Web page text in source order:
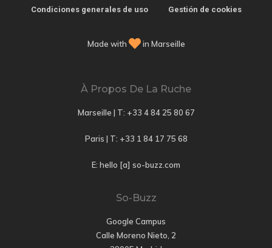
Condiciones generales de uso Gestión de cookies
Made with in Marseille
À Propos De La Ruche
Marseille | T: +33 4 84 25 80 67
Paris | T: +33 1 84 17 75 68
E: hello [a] so-buzz.com
So-Buzz
Google Campus
Calle Moreno Nieto, 2